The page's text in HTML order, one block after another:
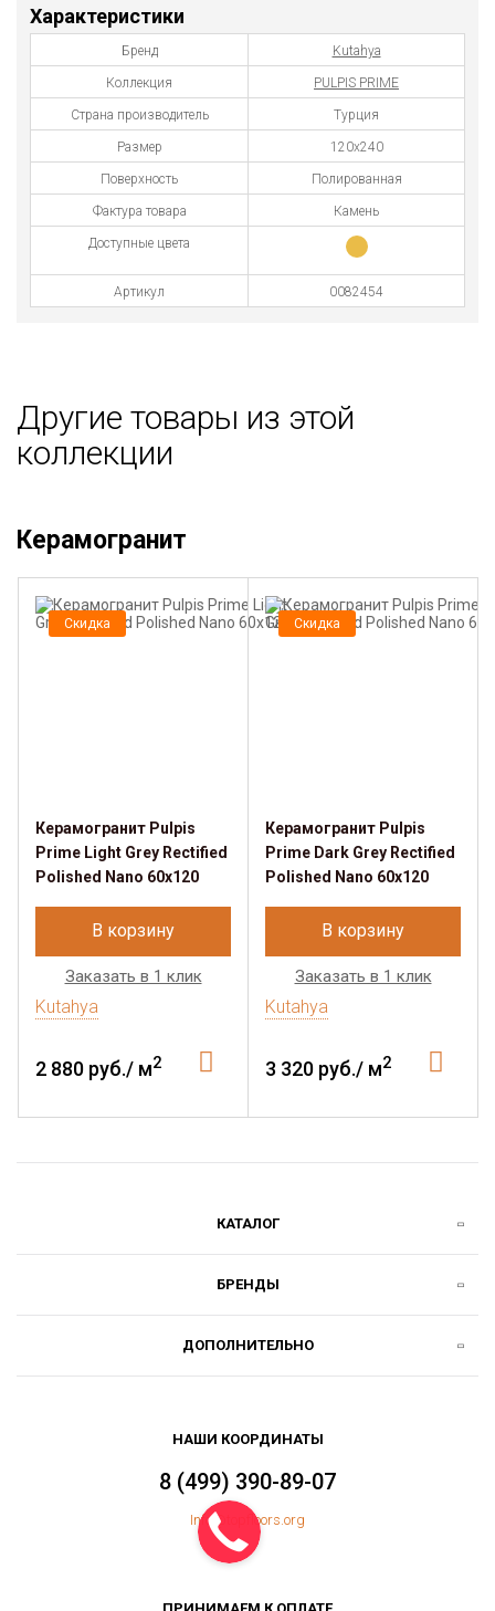
Характеристики
Бренд Kutahya
Коллекция PULPIS PRIME
Страна производитель Турция
Размер 120x240
Поверхность Полированная
Фактура товара Камень
Доступные цвета
Артикул 0082454
Другие товары из этой
коллекции
Керамогранит
Скидка
Керамогранит Pulpis
Prime Light Grey Rectified
Polished Nano 60х120
В корзину
Заказать в 1 клик
Kutahya
2 880 руб./ м2
Скидка
Керамогранит Pulpis
Prime Dark Grey Rectified
Polished Nano 60х120
В корзину
Заказать в 1 клик
Kutahya
3 320 руб./ м2
КАТАЛОГ
БРЕНДЫ
ДОПОЛНИТЕЛЬНО
НАШИ КООРДИНАТЫ
8 (499) 390-89-07
Info@topfloors.org